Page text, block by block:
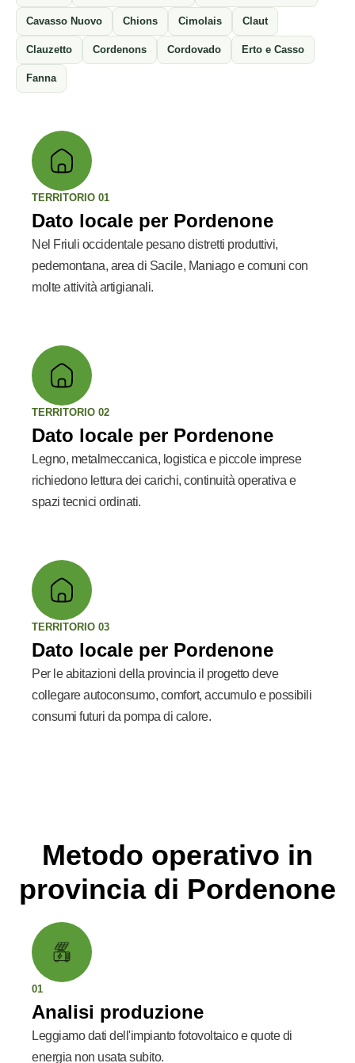
Cavasso Nuovo Chions Cimolais Claut
Clauzetto Cordenons Cordovado Erto e Casso
Fanna
TERRITORIO 01
Dato locale per Pordenone
Nel Friuli occidentale pesano distretti produttivi,
pedemontana, area di Sacile, Maniago e comuni con
molte attività artigianali.
TERRITORIO 02
Dato locale per Pordenone
Legno, metalmeccanica, logistica e piccole imprese
richiedono lettura dei carichi, continuità operativa e
spazi tecnici ordinati.
TERRITORIO 03
Dato locale per Pordenone
Per le abitazioni della provincia il progetto deve
collegare autoconsumo, comfort, accumulo e possibili
consumi futuri da pompa di calore.
Metodo operativo in
provincia di Pordenone
01
Analisi produzione
Leggiamo dati dell'impianto fotovoltaico e quote di
energia non usata subito.